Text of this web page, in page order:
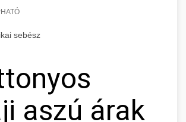
sebész
aszú árak